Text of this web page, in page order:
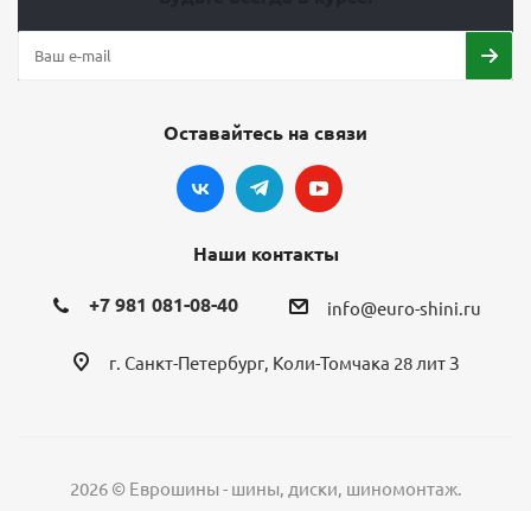
Оставайтесь на связи
Наши контакты
+7 981 081-08-40 info@euro-shini.ru
г. Санкт-Петербург, Коли-Томчака 28 лит З
2026 © Еврошины - шины, диски, шиномонтаж.